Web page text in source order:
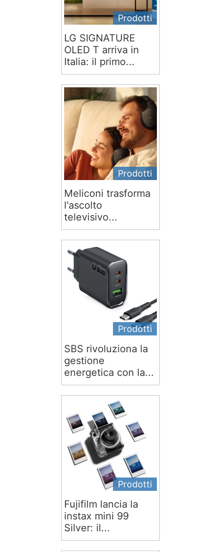
Prodotti
LG SIGNATURE
OLED T arriva in
Italia: il primo...
Prodotti
Meliconi trasforma
l'ascolto
televisivo...
Prodotti
SBS rivoluziona la
gestione
energetica con la...
Prodotti
Fujifilm lancia la
instax mini 99
Silver: il...